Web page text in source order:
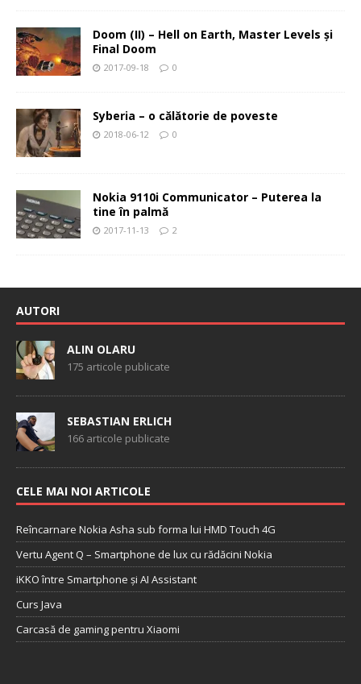
Doom (II) – Hell on Earth, Master Levels şi
Final Doom
2017-09-18 0
Syberia – o călătorie de poveste
2018-06-12 0
Nokia 9110i Communicator – Puterea la
tine în palmă
2017-11-13 2
AUTORI
ALIN OLARU
175 articole publicate
SEBASTIAN ERLICH
166 articole publicate
CELE MAI NOI ARTICOLE
Reîncarnare Nokia Asha sub forma lui HMD Touch 4G
Vertu Agent Q – Smartphone de lux cu rădăcini Nokia
iKKO între Smartphone și AI Assistant
Curs Java
Carcasă de gaming pentru Xiaomi